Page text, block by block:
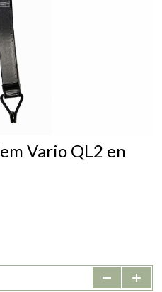
Vario QL2 en
- +